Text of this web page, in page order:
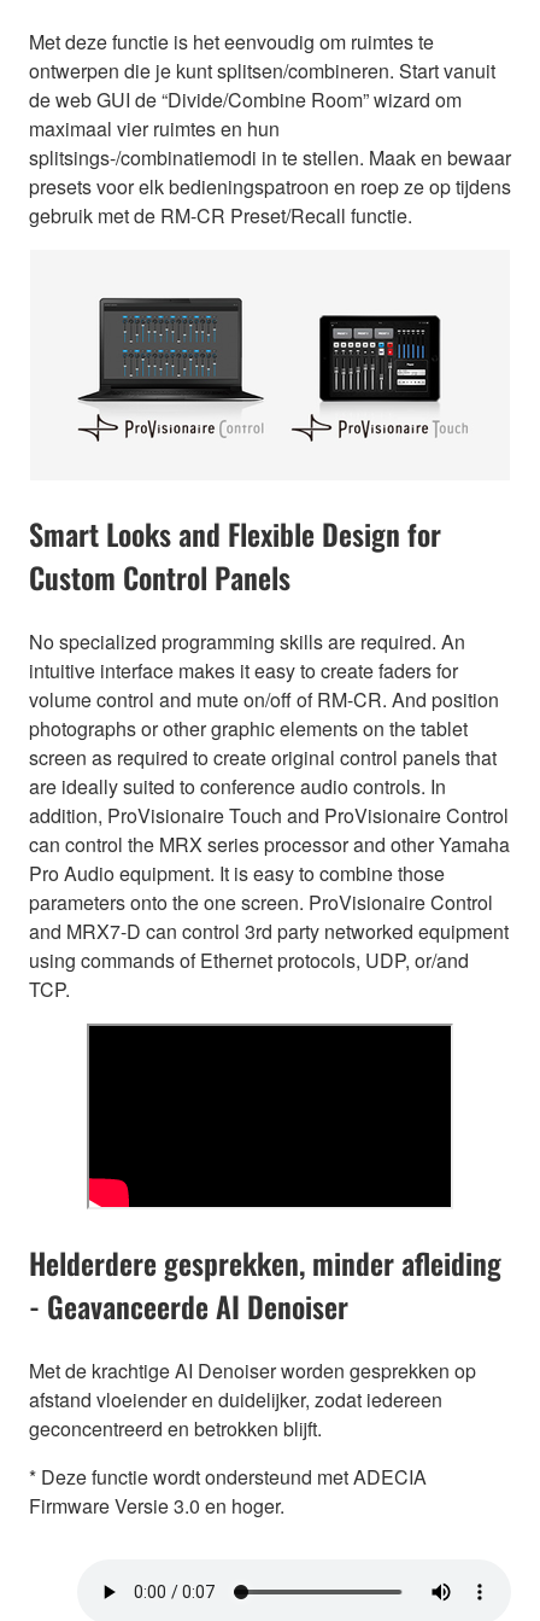
Met deze functie is het eenvoudig om ruimtes te
ontwerpen die je kunt splitsen/combineren. Start vanuit
de web GUI de “Divide/Combine Room” wizard om
maximaal vier ruimtes en hun
splitsings-/combinatiemodi in te stellen. Maak en bewaar
presets voor elk bedieningspatroon en roep ze op tijdens
gebruik met de RM-CR Preset/Recall functie.
Smart Looks and Flexible Design for
Custom Control Panels
No specialized programming skills are required. An
intuitive interface makes it easy to create faders for
volume control and mute on/off of RM-CR. And position
photographs or other graphic elements on the tablet
screen as required to create original control panels that
are ideally suited to conference audio controls. In
addition, ProVisionaire Touch and ProVisionaire Control
can control the MRX series processor and other Yamaha
Pro Audio equipment. It is easy to combine those
parameters onto the one screen. ProVisionaire Control
and MRX7-D can control 3rd party networked equipment
using commands of Ethernet protocols, UDP, or/and
TCP.
Helderdere gesprekken, minder afleiding
- Geavanceerde AI Denoiser
Met de krachtige AI Denoiser worden gesprekken op
afstand vloeiender en duidelijker, zodat iedereen
geconcentreerd en betrokken blijft.
* Deze functie wordt ondersteund met ADECIA
Firmware Versie 3.0 en hoger.